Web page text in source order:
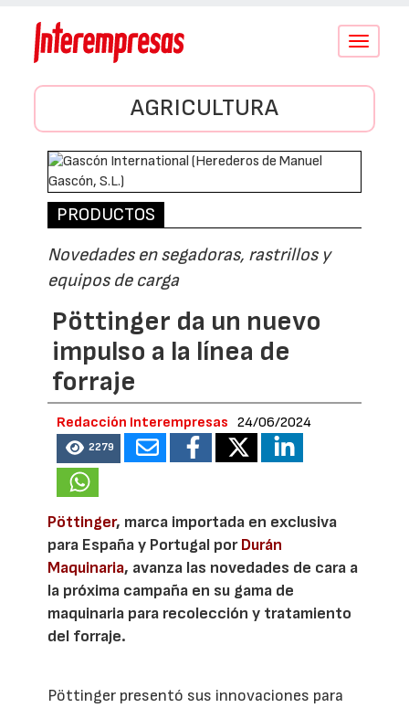
Conmutar
AGRICULTURA
PRODUCTOS
Novedades en segadoras, rastrillos y
equipos de carga
Pöttinger da un nuevo
impulso a la línea de
forraje
Redacción Interempresas 24/06/2024
2279
Pöttinger, marca importada en exclusiva
para España y Portugal porDurán
Maquinaria, avanza las novedades de cara a
la próxima campaña en su gama de
maquinaria para recolección y tratamiento
del forraje.
Pöttinger presentó sus innovaciones para